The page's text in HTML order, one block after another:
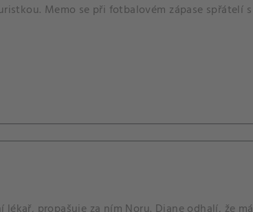
Memo se při fotbalovém zápase spřátelí s